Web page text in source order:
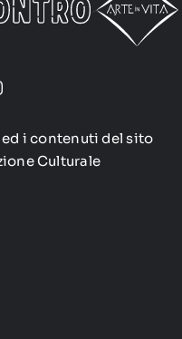
i contenuti del sito
Culturale